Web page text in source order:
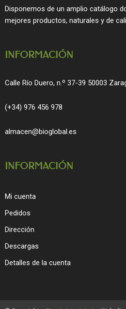
o
o
r
Disponemos de un amplio catálogo
mejores productos, naturales y de
INFORMACIÓN
Calle Río Duero, n.º 37-39 50003
(+34) 976 456 978
almacen@bioglobal.es
INFORMACIÓN
Mi cuenta
Pedidos
Dirección
Descargas
Detalles de la cuenta